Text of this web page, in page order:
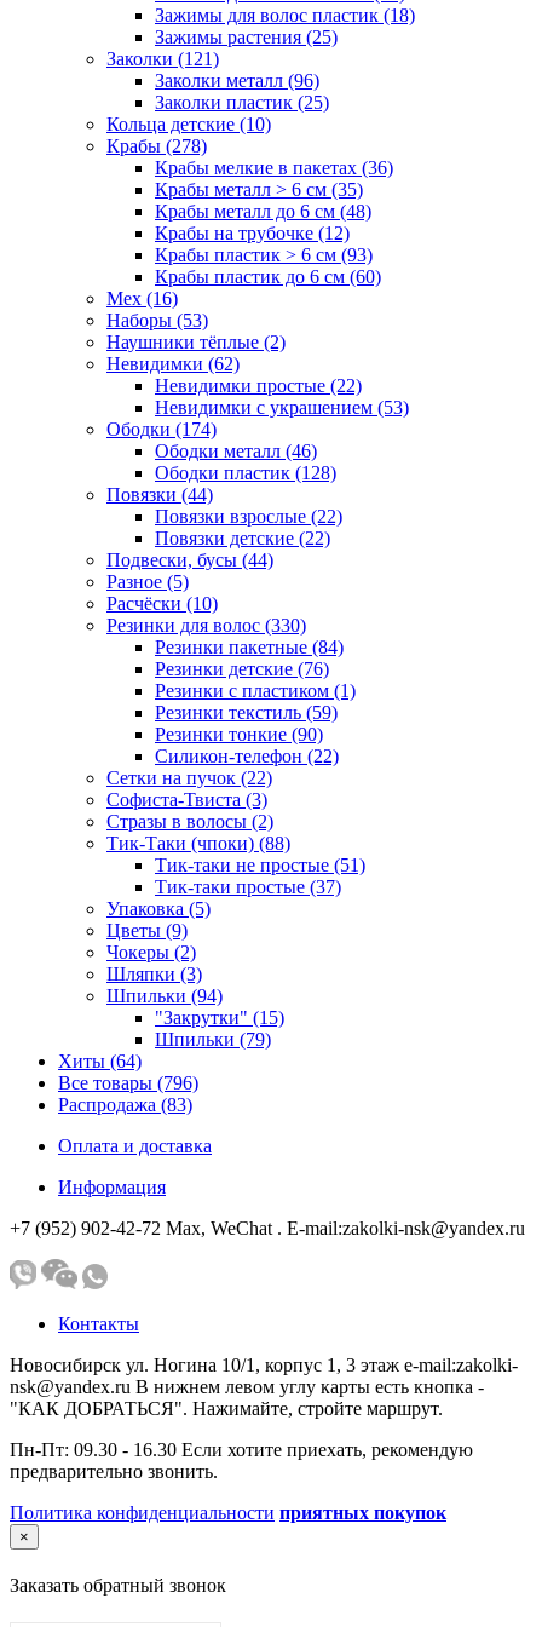
Зажимы для волос пластик (18)
Зажимы растения (25)
Заколки (121)
Заколки металл (96)
Заколки пластик (25)
Кольца детские (10)
Крабы (278)
Крабы мелкие в пакетах (36)
Крабы металл > 6 см (35)
Крабы металл до 6 см (48)
Крабы на трубочке (12)
Крабы пластик > 6 см (93)
Крабы пластик до 6 см (60)
Мех (16)
Наборы (53)
Наушники тёплые (2)
Невидимки (62)
Невидимки простые (22)
Невидимки с украшением (53)
Ободки (174)
Ободки металл (46)
Ободки пластик (128)
Повязки (44)
Повязки взрослые (22)
Повязки детские (22)
Подвески, бусы (44)
Разное (5)
Расчёски (10)
Резинки для волос (330)
Резинки пакетные (84)
Резинки детские (76)
Резинки с пластиком (1)
Резинки текстиль (59)
Резинки тонкие (90)
Силикон-телефон (22)
Сетки на пучок (22)
Софиста-Твиста (3)
Стразы в волосы (2)
Тик-Таки (чпоки) (88)
Тик-таки не простые (51)
Тик-таки простые (37)
Упаковка (5)
Цветы (9)
Чокеры (2)
Шляпки (3)
Шпильки (94)
"Закрутки" (15)
Шпильки (79)
Хиты (64)
Все товары (796)
Распродажа (83)
Оплата и доставка
Информация
+7 (952) 902-42-72 Мах, WeChat . E-mail:zakolki-nsk@yandex.ru
Контакты
Новосибирск ул. Ногина 10/1, корпус 1, 3 этаж e-mail:zakolki-
nsk@yandex.ru В нижнем левом углу карты есть кнопка -
"КАК ДОБРАТЬСЯ". Нажимайте, стройте маршрут.
Пн-Пт: 09.30 - 16.30 Если хотите приехать, рекомендую
предварительно звонить.
Политика конфиденциальности приятных покупок
×
Заказать обратный звонок